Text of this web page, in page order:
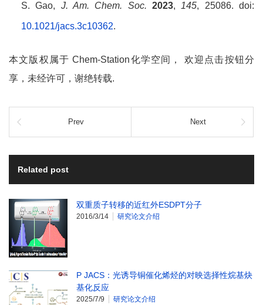
S. Gao, J. Am. Chem. Soc. 2023, 145, 25086. doi:
10.1021/jacs.3c10362.
本文版权属于 Chem-Station化学空间， 欢迎点击按钮分
享，未经许可，谢绝转载.
Prev Next
Related post
双重质子转移的近红外ESDPT分子
2016/3/14 研究论文介绍
P JACS：光诱导铜催化烯烃的对映选择性烷基炔
基化反应
2025/7/9 研究论文介绍